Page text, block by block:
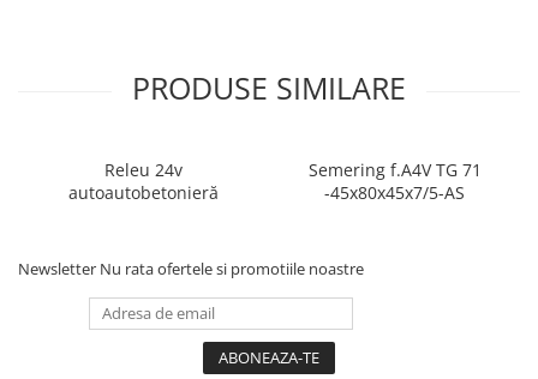
PRODUSE SIMILARE
Releu 24v
autoautobetonieră
Semering f.A4V TG 71
-45x80x45x7/5-AS
Newsletter Nu rata ofertele si promotiile noastre